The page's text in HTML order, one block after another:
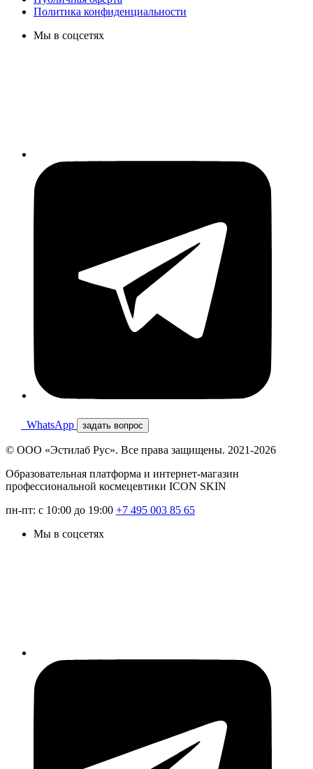
Политика конфиденциальности
Мы в соцсетях
WhatsApp задать вопрос
© ООО «Эстилаб Рус». Все права защищены. 2021-2026
Образовательная платформа и интернет-магазин
профессиональной космецевтики ICON SKIN
пн-пт: с 10:00 до 19:00 +7 495 003 85 65
Мы в соцсетях